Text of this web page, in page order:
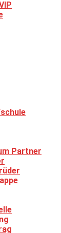
Partner